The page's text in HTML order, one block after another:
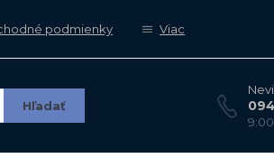
podmienky Viac
Hľadať